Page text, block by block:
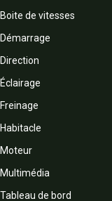
Boite de vitesses
Démarrage
Direction
Éclairage
Freinage
Habitacle
Moteur
Multimédia
Tableau de bord